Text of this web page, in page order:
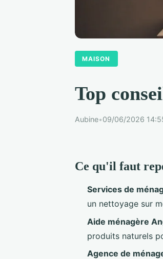
MAISON
Top
Aubine•09/06/2026
Ce qu'il faut
Services de
un nettoyage sur
Aide ménagère
produits naturels
Agence de